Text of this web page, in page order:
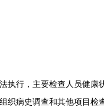
行，主要检查人员健康
织病史调查和其他项目检